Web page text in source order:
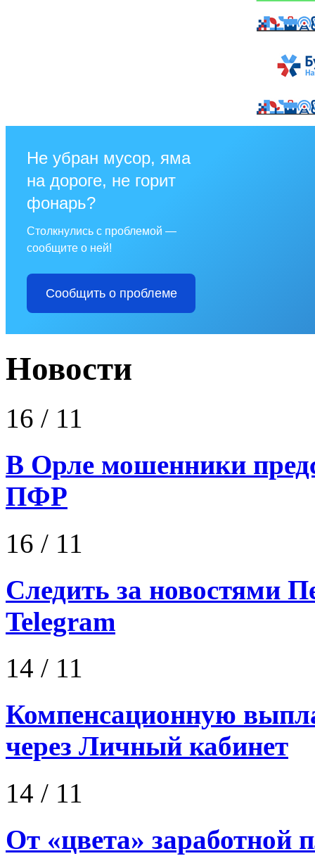
Не убран мусор, яма
на дороге, не горит
фонарь?
Столкнулись с проблемой —
сообщите о ней!
Сообщить о проблеме
Новости
16 / 11
В Орле мошенники
ПФР
16 / 11
Следить за новостями
Telegram
14 / 11
Компенсационную
через Личный кабинет
14 / 11
От «цвета» заработной